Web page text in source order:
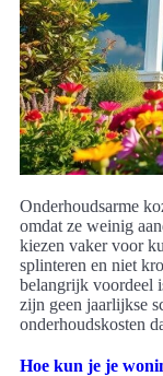
Onderhoudsarme
omdat ze weinig
kiezen vaker voor
splinteren en niet
belangrijk voordeel
zijn geen jaarlijkse
onderhoudskosten
Hoe kun je je